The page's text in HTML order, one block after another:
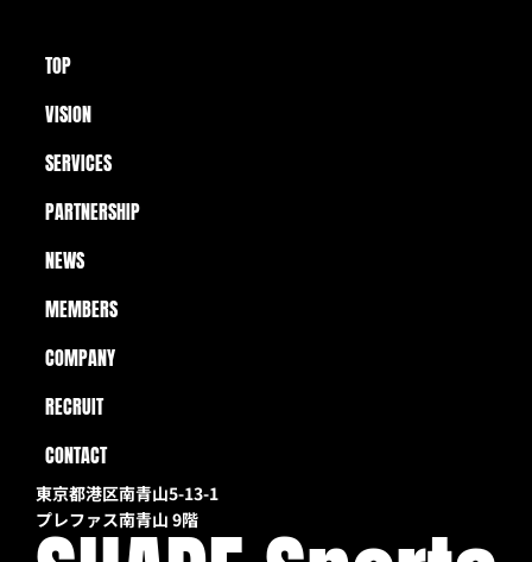
TOP
VISION
SERVICES
PARTNERSHIP
NEWS
MEMBERS
COMPANY
RECRUIT
CONTACT
東京都港区南青山5-13-1
プレファス南青山 9階